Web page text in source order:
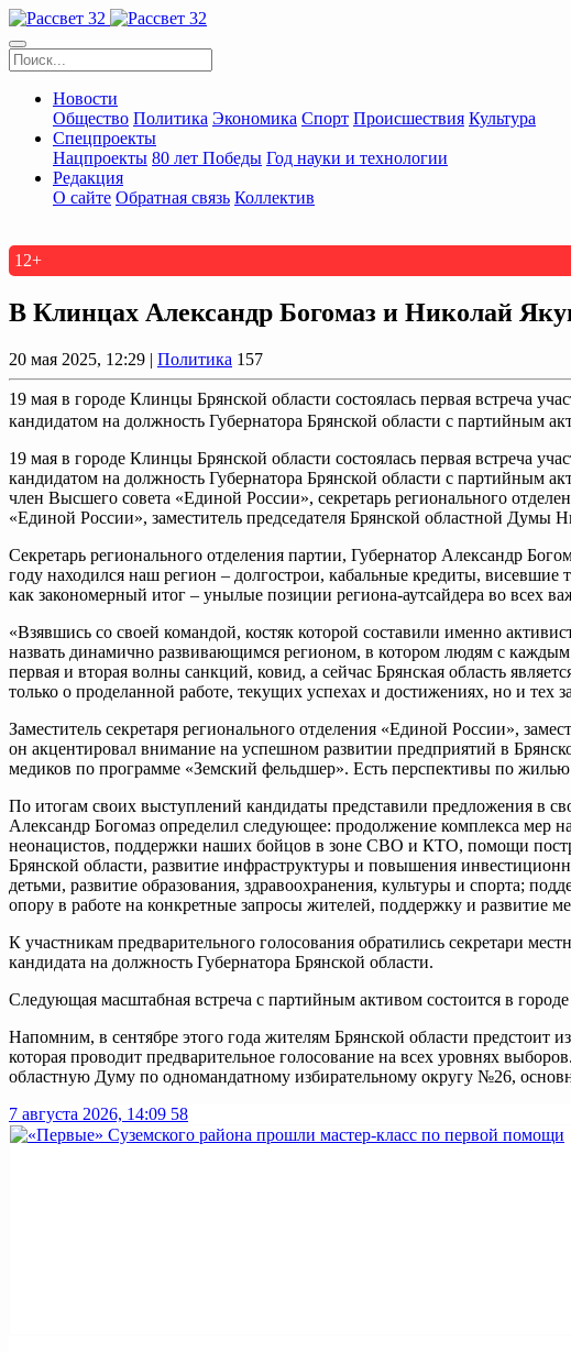
Новости
Общество Политика Экономика Спорт Происшествия Культура
Спецпроекты
Нацпроекты 80 лет Победы Год науки и технологии
Редакция
О сайте Обратная связь Коллектив
12+
В Клинцах Александр Богомаз и Николай
20 мая 2025, 12:29 | Политика 157
19 мая в городе Клинцы Брянской области состоялась первая встреча
кандидатом на должность Губернатора Брянской области с партийным
19 мая в городе Клинцы Брянской области состоялась первая встреча
кандидатом на должность Губернатора Брянской области с партийным
член Высшего совета «Единой России», секретарь регионального
«Единой России», заместитель председателя Брянской областной Думы
Секретарь регионального отделения партии, Губернатор Александр
году находился наш регион – долгострои, кабальные кредиты,
как закономерный итог – унылые позиции региона-аутсайдера во всех
«Взявшись со своей командой, костяк которой составили именно
назвать динамично развивающимся регионом, в котором людям с
первая и вторая волны санкций, ковид, а сейчас Брянская область
только о проделанной работе, текущих успехах и достижениях, но и
Заместитель секретаря регионального отделения «Единой России»,
он акцентировал внимание на успешном развитии предприятий в
медиков по программе «Земский фельдшер». Есть перспективы по
По итогам своих выступлений кандидаты представили предложения в
Александр Богомаз определил следующее: продолжение комплекса мер
неонацистов, поддержки наших бойцов в зоне СВО и КТО, помощи
Брянской области, развитие инфраструктуры и повышения
детьми, развитие образования, здравоохранения, культуры и спорта;
опору в работе на конкретные запросы жителей, поддержку и развитие
К участникам предварительного голосования обратились секретари
кандидата на должность Губернатора Брянской области.
Следующая масштабная встреча с партийным активом состоится в
Напомним, в сентябре этого года жителям Брянской области предстоит
которая проводит предварительное голосование на всех уровнях
областную Думу по одномандатному избирательному округу №26,
7 августа 2026, 14:09 58